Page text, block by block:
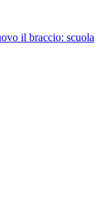
il braccio: scuola